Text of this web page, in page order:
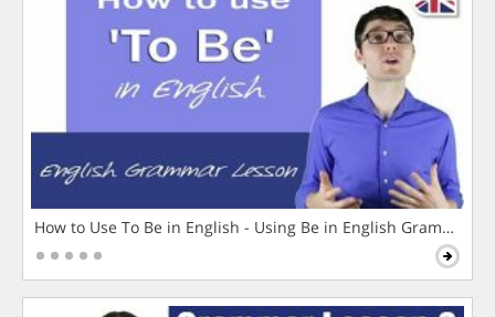
How to Use To Be in English - Using Be in English Grammar